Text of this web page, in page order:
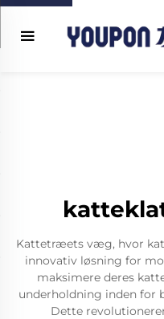
Kattetræets væg, hvor
innovativ løsning for
maksimere deres
underholdning inden for
Dette